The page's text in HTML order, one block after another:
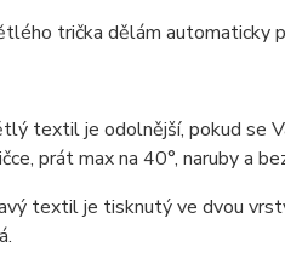
trička dělám automaticky
textil je odolnější, pokud se
prát max na 40°, naruby a
textil je tisknutý ve dvou